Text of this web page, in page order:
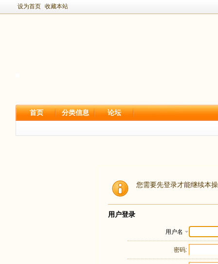
设为首页 收藏本站
首页 分类信息 论坛
您需要先登录才能继续本
用户登录
用户名
密码: